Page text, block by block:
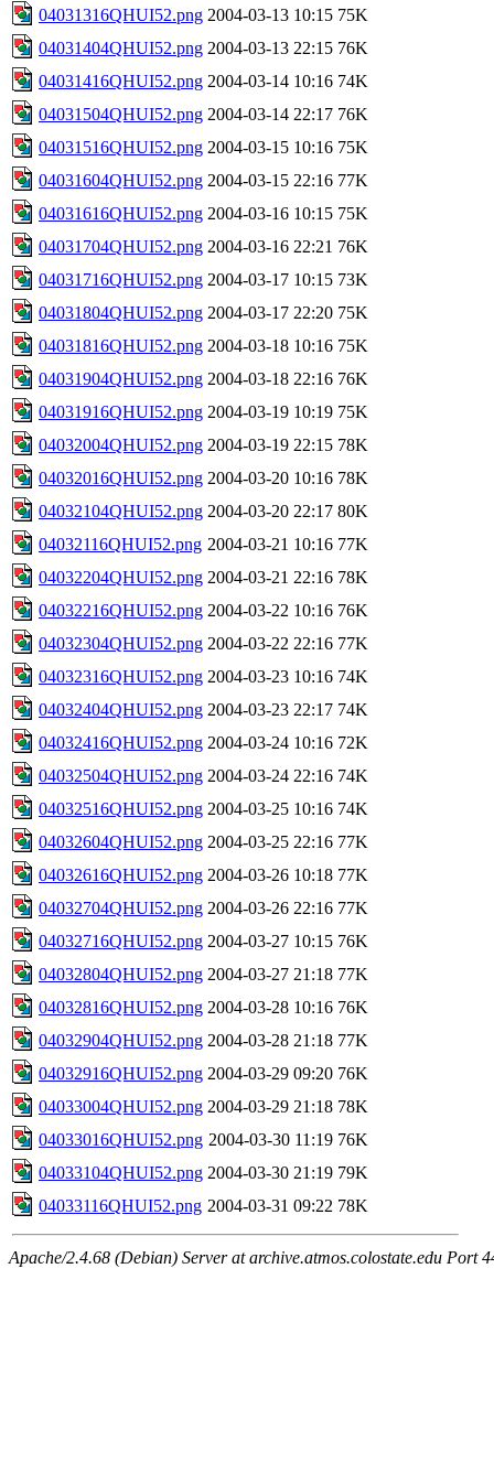
04031316QHUI52.png 2004-03-13 10:15 75K
04031404QHUI52.png 2004-03-13 22:15 76K
04031416QHUI52.png 2004-03-14 10:16 74K
04031504QHUI52.png 2004-03-14 22:17 76K
04031516QHUI52.png 2004-03-15 10:16 75K
04031604QHUI52.png 2004-03-15 22:16 77K
04031616QHUI52.png 2004-03-16 10:15 75K
04031704QHUI52.png 2004-03-16 22:21 76K
04031716QHUI52.png 2004-03-17 10:15 73K
04031804QHUI52.png 2004-03-17 22:20 75K
04031816QHUI52.png 2004-03-18 10:16 75K
04031904QHUI52.png 2004-03-18 22:16 76K
04031916QHUI52.png 2004-03-19 10:19 75K
04032004QHUI52.png 2004-03-19 22:15 78K
04032016QHUI52.png 2004-03-20 10:16 78K
04032104QHUI52.png 2004-03-20 22:17 80K
04032116QHUI52.png 2004-03-21 10:16 77K
04032204QHUI52.png 2004-03-21 22:16 78K
04032216QHUI52.png 2004-03-22 10:16 76K
04032304QHUI52.png 2004-03-22 22:16 77K
04032316QHUI52.png 2004-03-23 10:16 74K
04032404QHUI52.png 2004-03-23 22:17 74K
04032416QHUI52.png 2004-03-24 10:16 72K
04032504QHUI52.png 2004-03-24 22:16 74K
04032516QHUI52.png 2004-03-25 10:16 74K
04032604QHUI52.png 2004-03-25 22:16 77K
04032616QHUI52.png 2004-03-26 10:18 77K
04032704QHUI52.png 2004-03-26 22:16 77K
04032716QHUI52.png 2004-03-27 10:15 76K
04032804QHUI52.png 2004-03-27 21:18 77K
04032816QHUI52.png 2004-03-28 10:16 76K
04032904QHUI52.png 2004-03-28 21:18 77K
04032916QHUI52.png 2004-03-29 09:20 76K
04033004QHUI52.png 2004-03-29 21:18 78K
04033016QHUI52.png 2004-03-30 11:19 76K
04033104QHUI52.png 2004-03-30 21:19 79K
04033116QHUI52.png 2004-03-31 09:22 78K
Apache/2.4.68 (Debian) Server at archive.atmos.colostate.edu Port